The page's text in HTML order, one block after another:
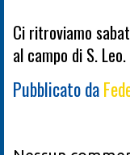
Ci ritroviamo
al campo di S. Leo.
Pubblicato da